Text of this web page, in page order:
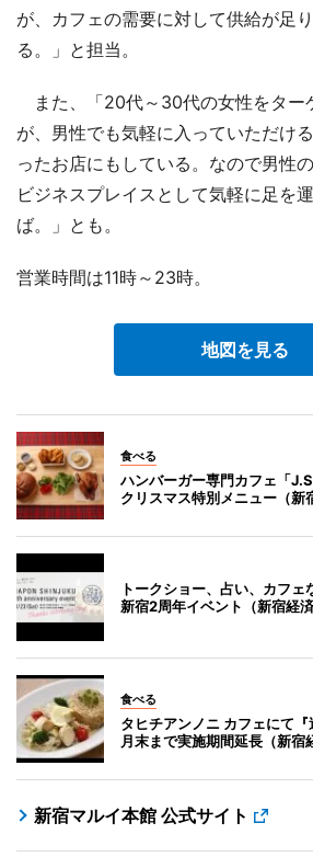
が、カフェの需要に対して供給が足
る。」と担当。
また、「20代～30代の女性をター
が、男性でも気軽に入っていただけ
ったお店にもしている。なので男性
ビジネスプレイスとして気軽に足を
ば。」とも。
営業時間は11時～23時。
地図を見る
食べる
ハンバーガー専門カフェ「
クリスマス特別メニュー（新
トークショー、占い、カフ
新宿2周年イベント（新宿経済
食べる
タヒチアンノニ カフェにて
月末まで実施期間延長（新宿
新宿マルイ本館 公式サイト